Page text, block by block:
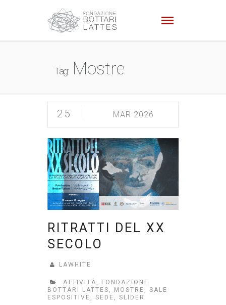
Tag:Mostre
25 MAR 2026
RITRATTI DEL XX
SECOLO
LAWHITE
ATTIVITÀ ,
FONDAZIONE
BOTTARI LATTES , MOSTRE , SALE
ESPOSITIVE , SEDE , SLIDER